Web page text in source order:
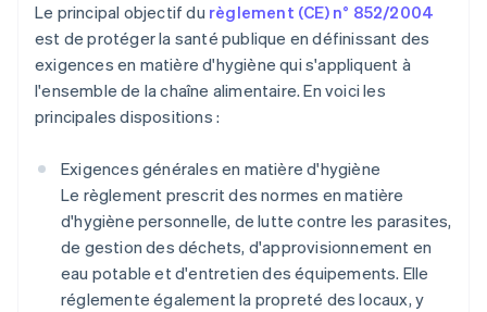
Le principal objectif du règlement (CE) n° 852/2004
est de protéger la santé publique en définissant des
exigences en matière d'hygiène qui s'appliquent à
l'ensemble de la chaîne alimentaire. En voici les
principales dispositions :
Exigences générales en matière d'hygiène
Le règlement prescrit des normes en matière
d'hygiène personnelle, de lutte contre les parasites,
de gestion des déchets, d'approvisionnement en
eau potable et d'entretien des équipements. Elle
réglemente également la propreté des locaux, y